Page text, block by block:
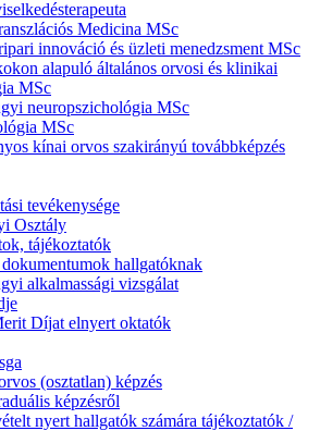
Medicina MSc
innováció és üzleti menedzsment MSc
alapuló általános orvosi és klinikai
MSc
neuropszichológia MSc
MSc
kínai orvos szakirányú továbbképzés
tevékenysége
Osztály
tájékoztatók
hallgatóknak
alkalmassági vizsgálat
Díjat elnyert oktatók
(osztatlan) képzés
képzésről
nyert hallgatók számára tájékoztatók /